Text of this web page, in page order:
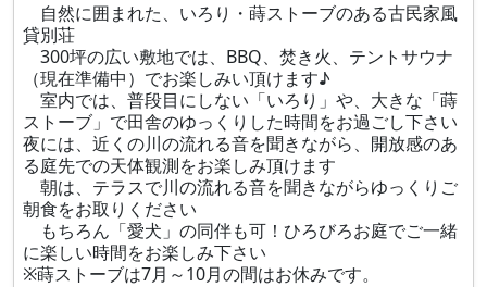
自然に囲まれた、いろり・蒔ストーブのある古民家風
貸別荘
300坪の広い敷地では、BBQ、焚き火、テントサウナ
（現在準備中）でお楽しみい頂けます♪
室内では、普段目にしない「いろり」や、大きな「蒔
ストーブ」で田舎のゆっくりした時間をお過ごし下さい
夜には、近くの川の流れる音を聞きながら、開放感のあ
る庭先での天体観測をお楽しみ頂けます
朝は、テラスで川の流れる音を聞きながらゆっくりご
朝食をお取りください
もちろん「愛犬」の同伴も可！ひろびろお庭でご一緒
に楽しい時間をお楽しみ下さい
※蒔ストーブは7月～10月の間はお休みです。